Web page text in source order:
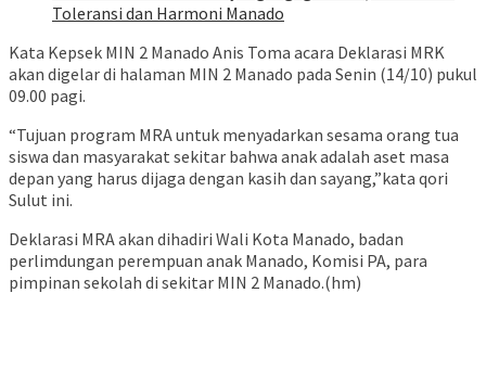
Toleransi dan Harmoni Manado
Kata Kepsek MIN 2 Manado Anis Toma acara Deklarasi MRK
akan digelar di halaman MIN 2 Manado pada Senin (14/10) pukul
09.00 pagi.
“Tujuan program MRA untuk menyadarkan sesama orang tua
siswa dan masyarakat sekitar bahwa anak adalah aset masa
depan yang harus dijaga dengan kasih dan sayang,”kata qori
Sulut ini.
Deklarasi MRA akan dihadiri Wali Kota Manado, badan
perlimdungan perempuan anak Manado, Komisi PA, para
pimpinan sekolah di sekitar MIN 2 Manado.(hm)